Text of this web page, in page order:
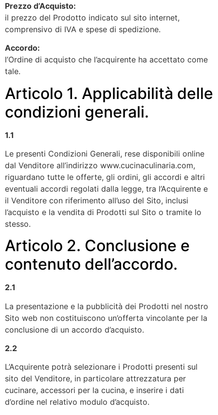
Prezzo d’Acquisto:
il prezzo del Prodotto indicato sul sito internet,
comprensivo di IVA e spese di spedizione.
Accordo:
l’Ordine di acquisto che l’acquirente ha accettato come
tale.
Articolo 1. Applicabilità delle
condizioni generali.
1.1
Le presenti Condizioni Generali, rese disponibili online
dal Venditore all’indirizzo www.cucinaculinaria.com,
riguardano tutte le offerte, gli ordini, gli accordi e altri
eventuali accordi regolati dalla legge, tra l’Acquirente e
il Venditore con riferimento all’uso del Sito, inclusi
l’acquisto e la vendita di Prodotti sul Sito o tramite lo
stesso.
Articolo 2. Conclusione e
contenuto dell’accordo.
2.1
La presentazione e la pubblicità dei Prodotti nel nostro
Sito web non costituiscono un’offerta vincolante per la
conclusione di un accordo d’acquisto.
2.2
L’Acquirente potrà selezionare i Prodotti presenti sul
sito del Venditore, in particolare attrezzatura per
cucinare, accessori per la cucina, e inserire i dati
d’ordine nel relativo modulo d’acquisto.